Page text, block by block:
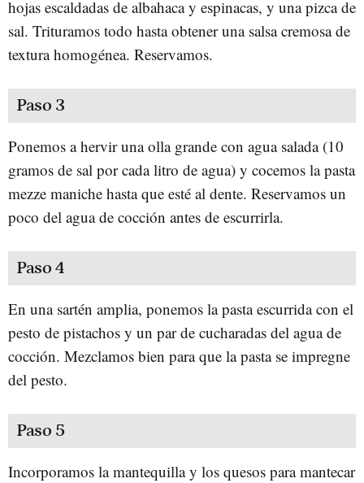
hojas escaldadas de albahaca y espinacas, y una pizca de
sal. Trituramos todo hasta obtener una salsa cremosa de
textura homogénea. Reservamos.
Paso 3
Ponemos a hervir una olla grande con agua salada (10
gramos de sal por cada litro de agua) y cocemos la pasta
mezze maniche hasta que esté al dente. Reservamos un
poco del agua de cocción antes de escurrirla.
Paso 4
En una sartén amplia, ponemos la pasta escurrida con el
pesto de pistachos y un par de cucharadas del agua de
cocción. Mezclamos bien para que la pasta se impregne
del pesto.
Paso 5
Incorporamos la mantequilla y los quesos para mantecar